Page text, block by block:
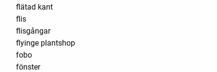
flätad kant
flis
flisgångar
flyinge plantshop
fobo
fönster